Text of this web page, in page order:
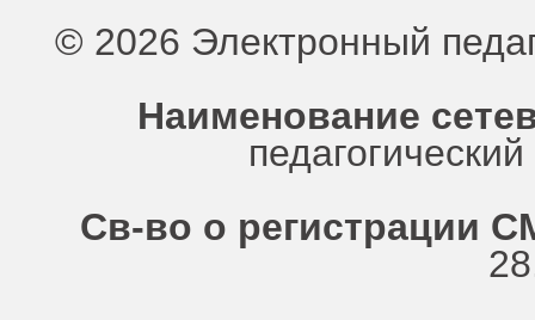
© 2026 Электронный
Наименование
Св-во о регистрации